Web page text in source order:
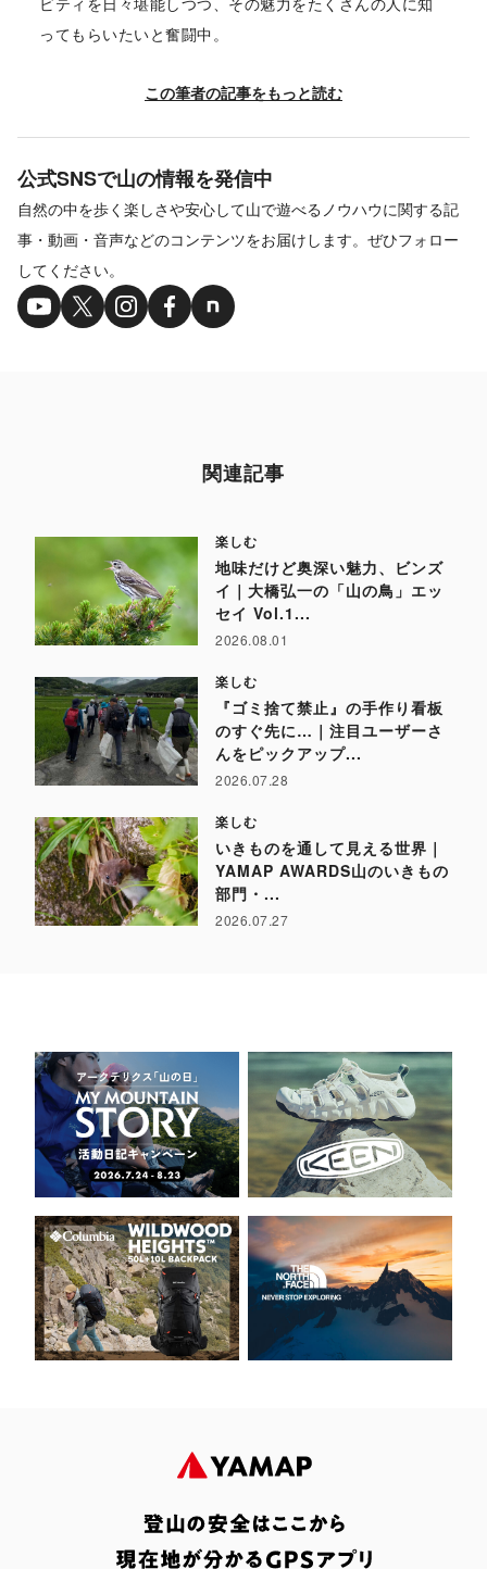
ってもらいたいと奮闘中。
この筆者の記事をもっと読む
公式SNSで山の情報を発信中
自然の中を歩く楽しさや安心して山で遊べるノウハウに関する記
事・動画・音声などのコンテンツをお届けします。ぜひフォロー
してください。
関連記事
楽しむ
地味だけど奥深い魅力、ビンズ
イ｜大橋弘一の「山の鳥」エッ
セイ Vol.1...
2026.08.01
楽しむ
『ゴミ捨て禁止』の手作り看板
のすぐ先に…｜注目ユーザーさ
んをピックアップ...
2026.07.28
楽しむ
いきものを通して見える世界｜
YAMAP AWARDS山のいきもの
部門・...
2026.07.27